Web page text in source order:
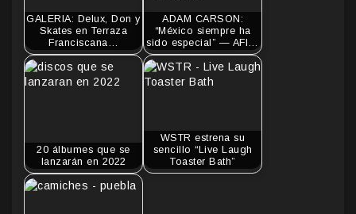
GALERIA: Delux, Don y
Skates en Terraza
Franciscana…
ADAM CARSON:
“México siempre ha
sido especial” — AFI…
20 álbumes que se
lanzarán en 2022
WSTR estrena su
sencillo “Live Laugh
Toaster Bath”